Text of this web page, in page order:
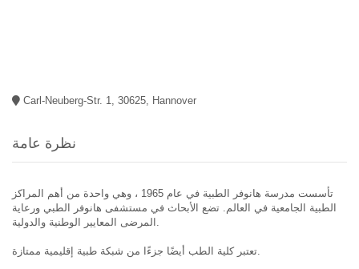
Carl-Neuberg-Str. 1, 30625, Hannover
نظرة عامة
تأسست مدرسة هانوفر الطبية في عام 1965 ، وهي واحدة من أهم المراكز
الطبية الجامعية في العالم. تضع الأبحاث في مستشفى هانوفر الطبي ورعاية